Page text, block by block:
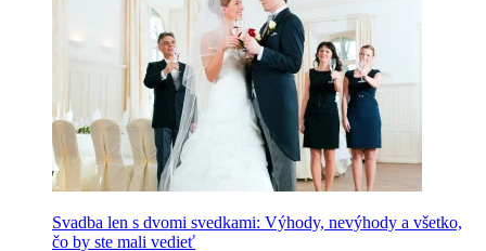
Svadba len s dvomi svedkami: Výhody, nevýhody a všetko,
čo by ste mali vedieť